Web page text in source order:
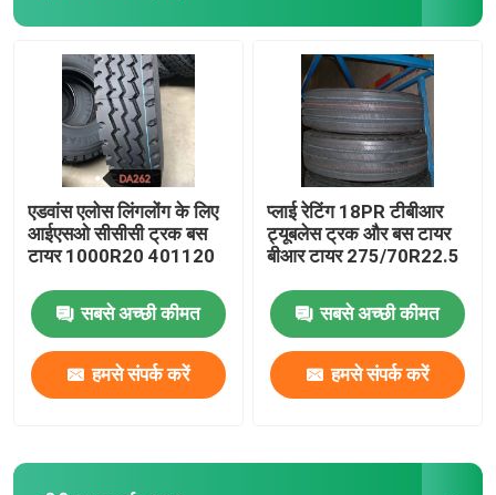
एडवांस एलोस लिंगलोंग के लिए
आईएसओ सीसीसी ट्रक बस
टायर 1000R20 401120
सबसे अच्छी कीमत
हमसे संपर्क करें
प्लाई रेटिंग 18PR टीबीआर
ट्यूबलेस ट्रक और बस टायर
बीआर टायर 275/70R22.5
सबसे अच्छी कीमत
हमसे संपर्क करें